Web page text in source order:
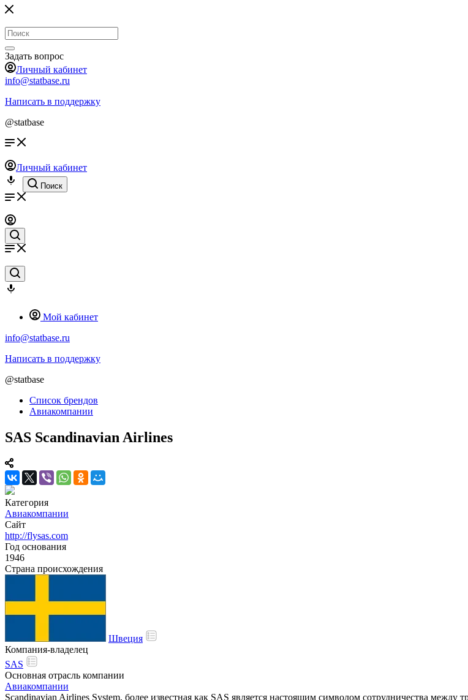
Задать вопрос
Личный кабинет
info@statbase.ru
Написать в поддержку
@statbase
Личный кабинет
Поиск
Мой кабинет
info@statbase.ru
Написать в поддержку
@statbase
Список брендов
Авиакомпании
SAS Scandinavian Airlines
Категория
Авиакомпании
Сайт
http://flysas.com
Год основания
1946
Страна происхождения
Швеция
Компания-владелец
SAS
Основная отрасль компании
Авиакомпании
Scandinavian Airlines System, более известная как SAS является настоящим символом сотрудничества между